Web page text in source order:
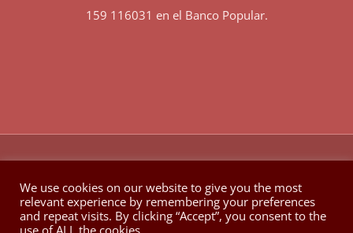
159 116031 en el Banco Popular.
Facebook
X YouTubeInstagram
We use cookies on our website to give you the most
relevant experience by remembering your preferences
and repeat visits. By clicking “Accept”, you consent to the
use of ALL the cookies.